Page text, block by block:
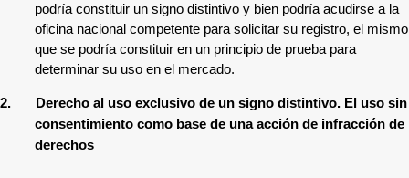
podría constituir un signo distintivo y bien podría acudirse a la
oficina nacional competente para solicitar su registro, el mismo
que se podría constituir en un principio de prueba para
determinar su uso en el mercado.
2.
Derecho al uso exclusivo de un signo distintivo. El uso sin
consentimiento como base de una acción de infracción de
derechos